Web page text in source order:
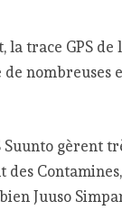
trace GPS de
nombreuses
Suunto gèrent
Juuso